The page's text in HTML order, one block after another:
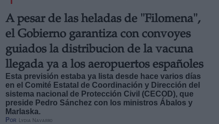
A pesar de las heladas de "Filomena",
el Gobierno garantiza con convoyes
guiados la distribucion de la vacuna
llegada ya a los aeropuertos españoles
Esta previsión estaba ya lista desde hace varios días
en el Comité Estatal de Coordinación y Dirección del
sistema nacional de Protección Civil (CECOD), que
preside Pedro Sánchez con los ministros Ábalos y
Marlaska.
Por Lydia Navarro